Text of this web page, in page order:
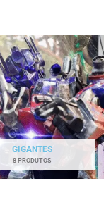
GIGANTES
8 PRODUTOS